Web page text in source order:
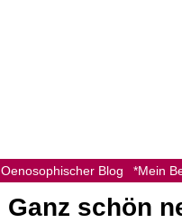
Oenosophischer Blog *Mein
Ganz schön